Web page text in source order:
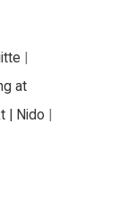
|
at
| Nido |